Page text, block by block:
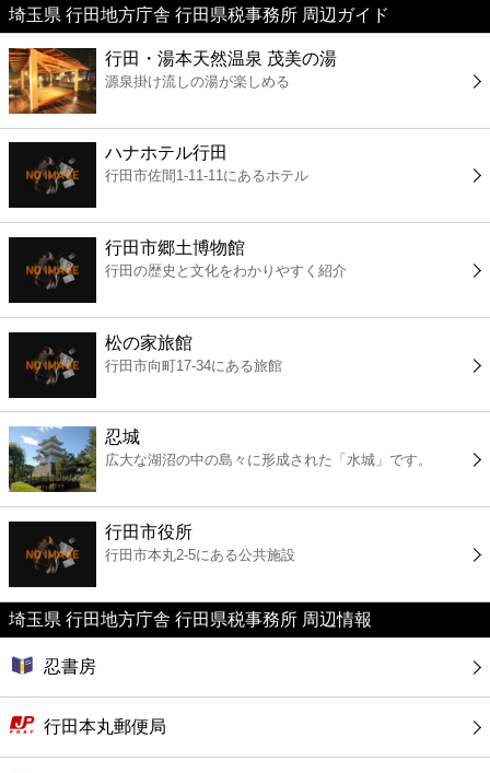
美容
コンビニ
薬局
スーパー
エンタメ
レジャー
書店
ファミレス
ファーストフード
カフェ
ショッピング
公共
埼玉県 行田地方庁舎 行田県税事務所 周辺ガイド
行田・湯本天然温泉 茂美の湯
源泉掛け流しの湯が楽しめる
ハナホテル行田
行田市佐間1-11-11にあるホテル
行田市郷土博物館
行田の歴史と文化をわかりやすく紹介
松の家旅館
行田市向町17-34にある旅館
忍城
広大な湖沼の中の島々に形成された「水城」です。
行田市役所
行田市本丸2-5にある公共施設
埼玉県 行田地方庁舎 行田県税事務所 周辺情報
忍書房
行田本丸郵便局